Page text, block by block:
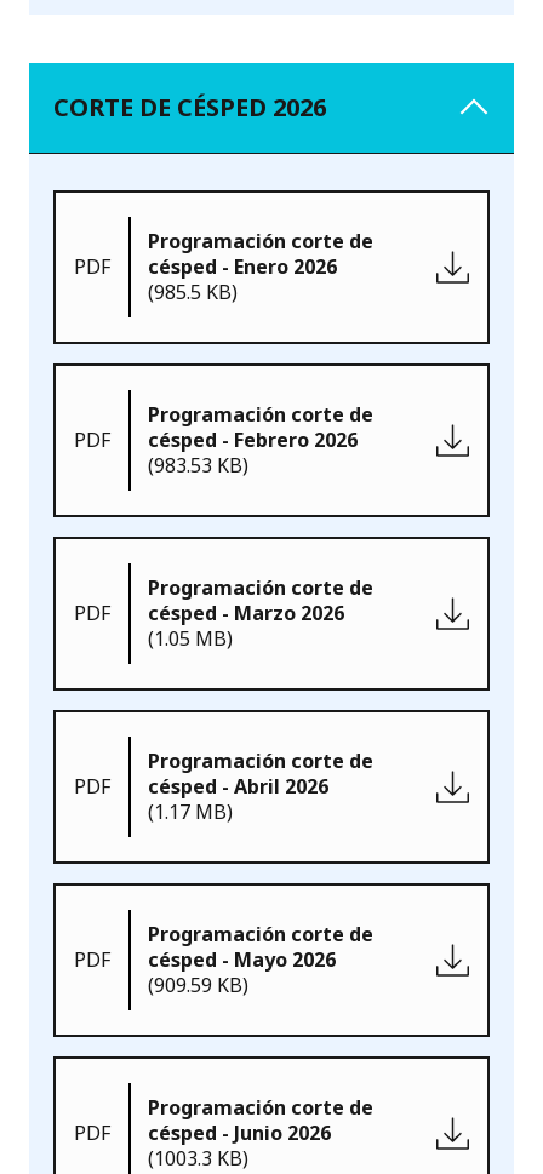
CORTE DE CÉSPED 2026
PDF
Programación corte de
césped - Enero 2026
(985.5 KB)
PDF
Programación corte de
césped - Febrero 2026
(983.53 KB)
PDF
Programación corte de
césped - Marzo 2026
(1.05 MB)
PDF
Programación corte de
césped - Abril 2026
(1.17 MB)
PDF
Programación corte de
césped - Mayo 2026
(909.59 KB)
PDF
Programación corte de
césped - Junio 2026
(1003.3 KB)